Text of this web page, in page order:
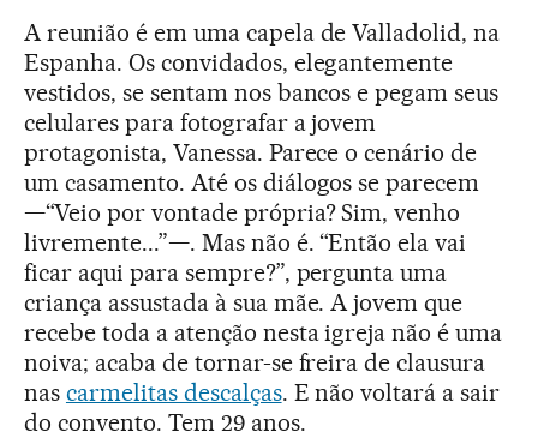
A reunião é em uma capela de Valladolid, na
Espanha. Os convidados, elegantemente
vestidos, se sentam nos bancos e pegam seus
celulares para fotografar a jovem
protagonista, Vanessa. Parece o cenário de
um casamento. Até os diálogos se parecem
—“Veio por vontade própria? Sim, venho
livremente...”—. Mas não é. “Então ela vai
ficar aqui para sempre?”, pergunta uma
criança assustada à sua mãe. A jovem que
recebe toda a atenção nesta igreja não é uma
noiva; acaba de tornar-se freira de clausura
nas carmelitas descalças. E não voltará a sair
do convento. Tem 29 anos.